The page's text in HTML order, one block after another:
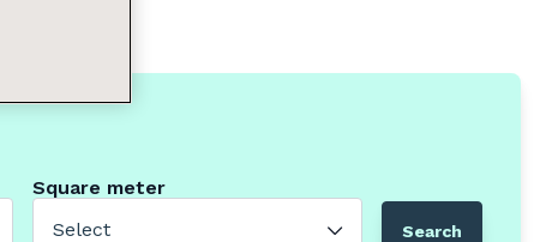
Square meter
Select
Search